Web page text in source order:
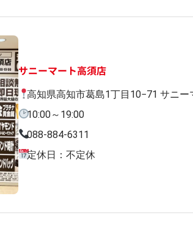
サニーマート高須店
高知県高知市葛島1丁目10−71 サニー
10:00～19:00
088-884-6311
定休日：不定休